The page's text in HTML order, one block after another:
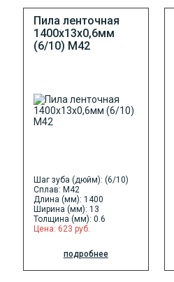
Пила ленточная
1400х13х0,6мм
(6/10) М42
Шаг зуба (дюйм): (6/10)
Сплав: M42
Длина (мм): 1400
Ширина (мм): 13
Толщина (мм): 0.6
Цена: 623 руб.
подробнее